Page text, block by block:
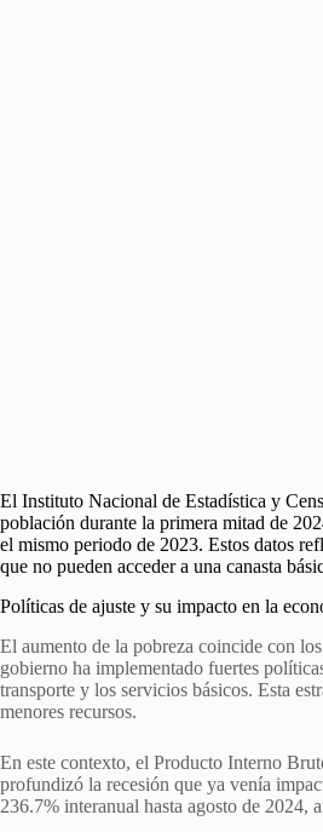
El Instituto Nacional de Estadística y
población durante la primera mitad de
el mismo periodo de 2023. Estos datos
que no pueden acceder a una canasta
Políticas de ajuste y su impacto en la
El aumento de la pobreza coincide con
gobierno ha implementado fuertes
transporte y los servicios básicos. Esta
menores recursos.
En este contexto, el Producto Interno
profundizó la recesión que ya venía
236.7% interanual hasta agosto de 2024,